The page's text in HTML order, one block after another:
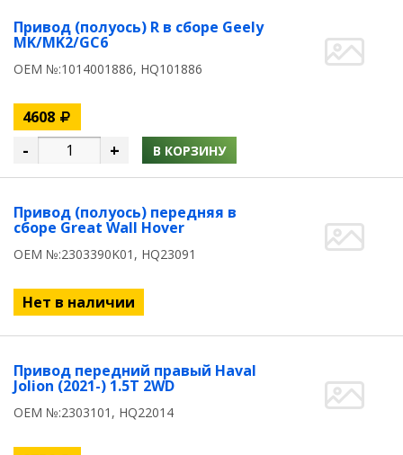
Привод (полуось) R в сборе Geely
MK/MK2/GC6
OEM №:1014001886, HQ101886
4608
- + В КОРЗИНУ
Привод (полуось) передняя в
сборе Great Wall Hover
OEM №:2303390K01, HQ23091
Нет в наличии
Привод передний правый Haval
Jolion (2021-) 1.5T 2WD
OEM №:2303101, HQ22014